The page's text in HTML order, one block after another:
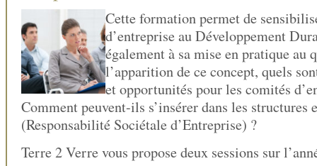
Cette formation permet de
d’entreprise au Développement
également à sa mise en pratique au
l’apparition de ce concept, quels
et opportunités pour les comités
Comment peuvent-ils s’insérer dans les structures
(Responsabilité Sociétale d’Entreprise) ?
Terre 2 Verre vous propose deux sessions sur